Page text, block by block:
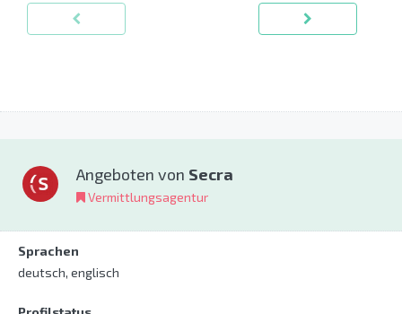
Angeboten von Secra
Vermittlungsagentur
Sprachen
deutsch, englisch